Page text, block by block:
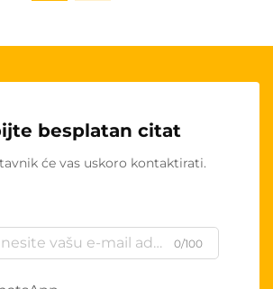
besplatan citat
će vas uskoro kontaktirati.
0/100